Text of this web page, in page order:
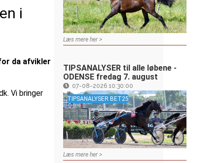
i
da afvikler
Vi bringer
Læs mere her >
TIPSANALYSER til alle løbene -
ODENSE fredag 7. august
07-08-2026 10:30:00
TIPSANALYSER BET25
Læs mere her >